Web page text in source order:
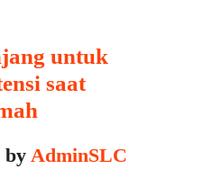
untuk
saat
by AdminSLC